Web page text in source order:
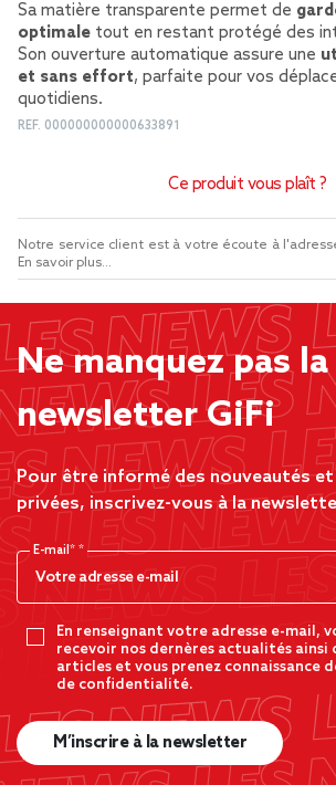
Sa matière transparente permet de
optimale tout en restant protégé des
Son ouverture automatique assure une
et sans effort, parfaite pour vos
quotidiens.
REF. 000000000000633891
Ce produit vous plaît ?
Notre service client est à votre écoute à
En savoir plus...
Ne manquez pas la
newsletter GiFi
Pour être informé des nouveautés
privées, inscrivez-vous à la
E-mail*
En renseignant votre adresse e-mail,
recevoir nos dernères actualités ainsi
articles et vous prenez connaissance
de confidentialité.
M’inscrire à la newsletter